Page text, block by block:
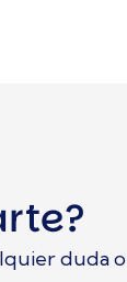
duda o